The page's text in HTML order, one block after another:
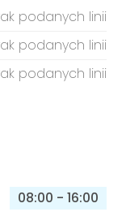
podanych linii
podanych linii
podanych linii
08:00 - 16:00